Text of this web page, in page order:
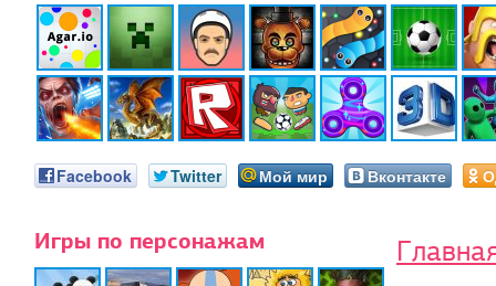
Facebook Twitter Мой мир Вконтакте
Игры по персонажам